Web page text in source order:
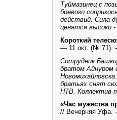
Туймазинец с
боевого
действий. Сила
ценятся высоко
Короткий
— 11 окт. (№ 71).
Сотрудник
братом Айнуром
братьях снят
НТВ. Коллектив
«Час мужества
// Вечерняя Уфа.